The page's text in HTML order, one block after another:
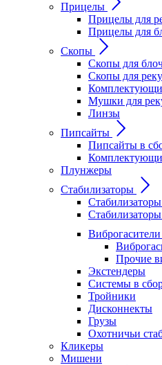
Прицелы
Прицелы для
Прицелы для
Скопы
Скопы для
Скопы для
Мушки для
Линзы
Пипсайты
Пипсайты в
Плунжеры
Стабилизаторы
Виброгасители
Прочие
Экстендеры
Системы в
Тройники
Дисконнекты
Грузы
Охотничьи
Кликеры
Мишени